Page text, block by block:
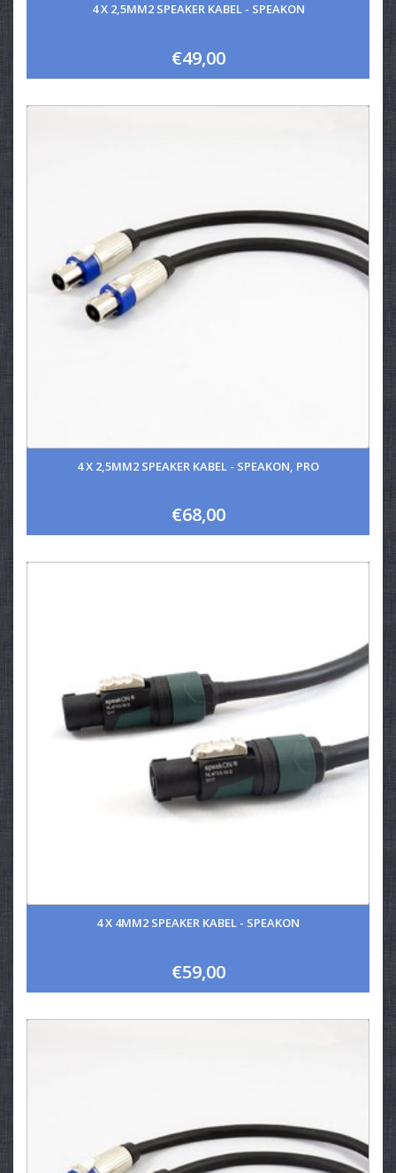
4 X 2,5MM2 SPEAKER KABEL - SPEAKON
€49,00
4 X 2,5MM2 SPEAKER KABEL - SPEAKON, PRO
€68,00
4 X 4MM2 SPEAKER KABEL - SPEAKON
€59,00